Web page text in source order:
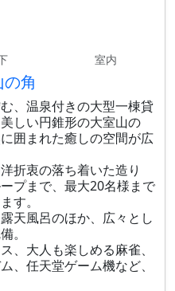
室内
角
、温泉付きの大型一棟貸
しい円錐形の大室山の
囲まれた癒しの空間が広
折衷の落ち着いた造り
プまで、最大20名様まで
す。
天風呂のほか、広々とし
。
、大人も楽しめる麻雀、
、任天堂ゲーム機など、